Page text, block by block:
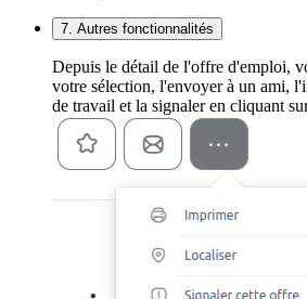
7. Autres fonctionnalités
Depuis le détail de l'offre d'emploi,
votre sélection, l'envoyer à un ami,
de travail et la signaler en cliquant